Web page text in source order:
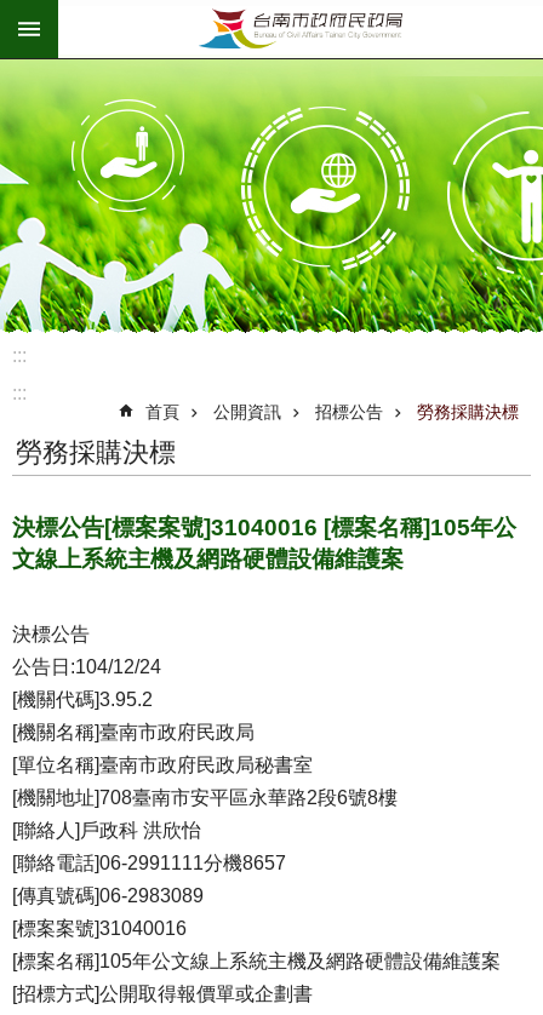
跳到主要內容區塊
:::
:::
首頁 公開資訊 招標公告 勞務採購決標
勞務採購決標
決標公告[標案案號]31040016 [標案名稱]105年公
文線上系統主機及網路硬體設備維護案
決標公告
公告日:104/12/24
[機關代碼]3.95.2
[機關名稱]臺南市政府民政局
[單位名稱]臺南市政府民政局秘書室
[機關地址]708臺南市安平區永華路2段6號8樓
[聯絡人]戶政科 洪欣怡
[聯絡電話]06-2991111分機8657
[傳真號碼]06-2983089
[標案案號]31040016
[標案名稱]105年公文線上系統主機及網路硬體設備維護案
[招標方式]公開取得報價單或企劃書